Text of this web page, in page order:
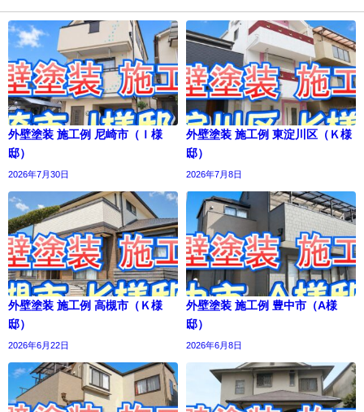
外壁塗装 施工例 尼崎市（Ｉ様
邸）
2026年7月30日
外壁塗装 施工例 東淀川区（Ｋ様
邸）
2026年7月8日
外壁塗装 施工例 高槻市（Ｋ様
邸）
2026年6月22日
外壁塗装 施工例 豊中市（A様
邸）
2026年6月8日